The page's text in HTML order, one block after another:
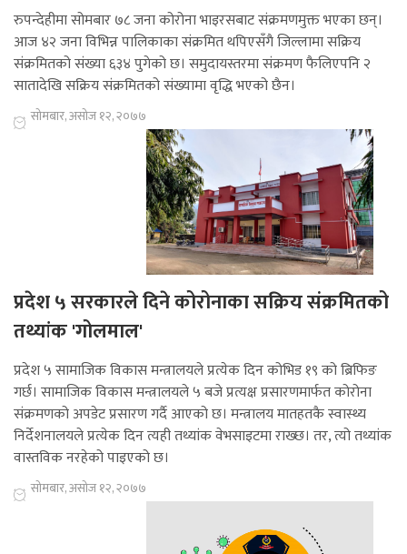
रुपन्देहीमा सोमबार ७८ जना कोरोना भाइरसबाट संक्रमणमुक्त भएका छन्।
आज ४२ जना विभिन्न पालिकाका संक्रमित थपिएसँगै जिल्लामा सक्रिय
संक्रमितको संख्या ६३४ पुगेको छ। समुदायस्तरमा संक्रमण फैलिएपनि २
सातादेखि सक्रिय संक्रमितको संख्यामा वृद्धि भएको छैन।
सोमबार, असोज १२, २०७७
प्रदेश ५ सरकारले दिने कोरोनाका सक्रिय संक्रमितको
तथ्यांक 'गोलमाल'
प्रदेश ५ सामाजिक विकास मन्त्रालयले प्रत्येक दिन कोभिड १९ को ब्रिफिङ
गर्छ। सामाजिक विकास मन्त्रालयले ५ बजे प्रत्यक्ष प्रसारणमार्फत कोरोना
संक्रमणको अपडेट प्रसारण गर्दै आएको छ। मन्त्रालय मातहतकै स्वास्थ्य
निर्देशनालयले प्रत्येक दिन त्यही तथ्यांक वेभसाइटमा राख्छ। तर, त्यो तथ्यांक
वास्तविक नरहेको पाइएको छ।
सोमबार, असोज १२, २०७७